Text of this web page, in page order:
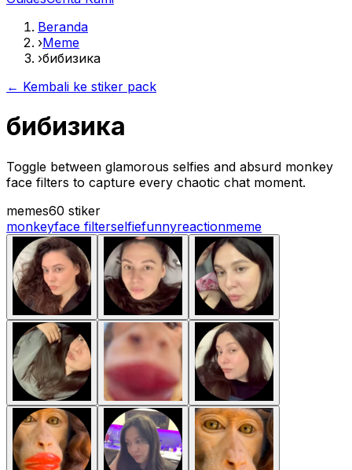
Beranda
›Meme
›бибизика
← Kembali ke stiker pack
бибизика
Toggle between glamorous selfies and absurd monkey
face filters to capture every chaotic chat moment.
memes60 stiker
monkeyface filterselfiefunnyreactionmeme